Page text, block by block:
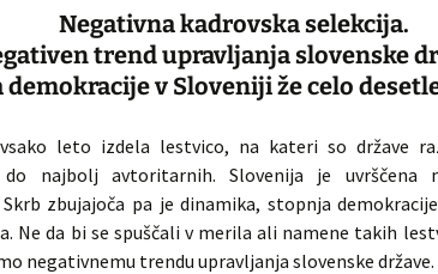
Negativna kadrovska selekcija.
trend upravljanja slovenske
demokracije v Sloveniji že celo
leto izdela lestvico, na kateri so države
do najbolj avtoritarnih. Slovenija je uvrščena
zbujajoča pa je dinamika, stopnja
Ne da bi se spuščali v merila ali namene takih
negativnemu trendu upravljanja slovenske države.